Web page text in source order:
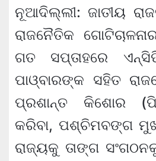
ନୂଆଦିଲ୍ଲୀ: ଜାତୀୟ
ରାଜନୈତିକ
ଗତ ସପ୍ତାହରେ
ପାଓ୍ବାରଙ୍କ ସହିତ
ପ୍ରଶାନ୍ତ କିଶୋର
କରିବା, ପଶ୍ଚିମବଙ୍ଗ
ରାଜ୍ୟକୁ ତାଙ୍ଗ